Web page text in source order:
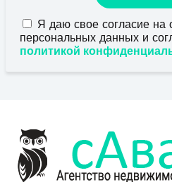
Я даю свое согласие на
персональных данных и
политикой